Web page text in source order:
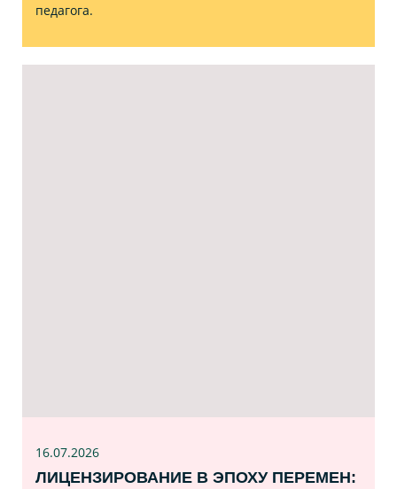
педагога.
16.07.2026
ЛИЦЕНЗИРОВАНИЕ В ЭПОХУ ПЕРЕМЕН: